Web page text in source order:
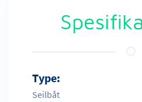
Type:
Seilbåt